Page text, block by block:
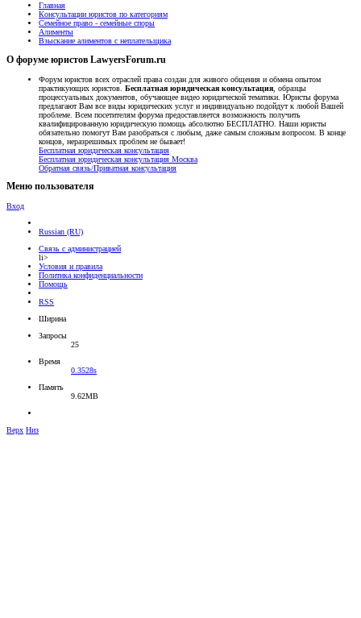
Главная
Консультации юристов по категориям
Семейное право - семейные споры
Алименты
Взыскание алиментов с неплательщика
О форуме юристов LawyersForum.ru
Форум юристов всех отраслей права создан для живого общения и обмена опытом
практикующих юристов. Бесплатная юридическая консультация , образцы
процессуальных документов, обучающее видео юридической тематики. Юристы форума
предлагают Вам все виды юридических услуг и индивидуально подойдут к любой Вашей
проблеме. Всем посетителям форума предоставляется возможность получить
квалифицированную юридическую помощь абсолютно БЕСПЛАТНО. Наши юристы
обязательно помогут Вам разобраться с любым, даже самым сложным вопросом. В конце
концов, неразрешимых проблем не бывает!
Бесплатная юридическая консультация
Бесплатная юридическая консультация Москва
Обратная связь/Приватная консультация
Меню пользователя
Вход
Russian (RU)
Связь с администрацией
li>
Условия и правила
Политика конфиденциальности
Помощь
RSS
Ширина
Запросы
25
Время
0.3528s
Память
9.62MB
Верх Низ